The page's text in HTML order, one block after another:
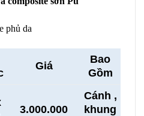
phủ da
Giá
Bao
Gồm
3.000.000
Cánh ,
khung